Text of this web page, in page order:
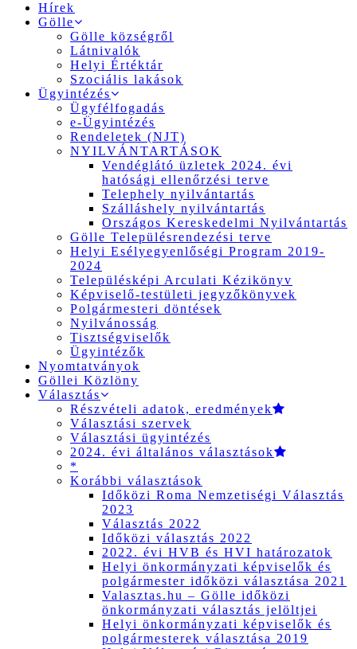
Hírek
Gölle
Gölle községről
Látnivalók
Helyi Értéktár
Szociális lakások
Ügyintézés
Ügyfélfogadás
e-Ügyintézés
Rendeletek (NJT)
NYILVÁNTARTÁSOK
Vendéglátó üzletek 2024. évi
hatósági ellenőrzési terve
Telephely nyilvántartás
Szálláshely nyilvántartás
Országos Kereskedelmi Nyilvántartás
Gölle Településrendezési terve
Helyi Esélyegyenlőségi Program 2019-
2024
Településképi Arculati Kézikönyv
Képviselő-testületi jegyzőkönyvek
Polgármesteri döntések
Nyilvánosság
Tisztségviselők
Ügyintézők
Nyomtatványok
Göllei Közlöny
Választás
Részvételi adatok, eredmények
Választási szervek
Választási ügyintézés
2024. évi általános választások
*
Korábbi választások
Időközi Roma Nemzetiségi Választás
2023
Választás 2022
Időközi választás 2022
2022. évi HVB és HVI határozatok
Helyi önkormányzati képviselők és
polgármester időközi választása 2021
Valasztas.hu – Gölle időközi
önkormányzati választás jelöltjei
Helyi önkormányzati képviselők és
polgármesterek választása 2019